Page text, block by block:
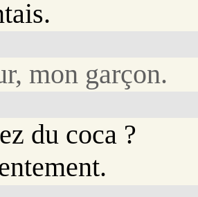
mon garçon.
du coca ?